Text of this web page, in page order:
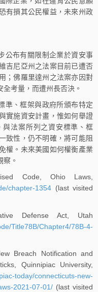
有損其公民權益，未來州政
公布有關限制企業於資安事
吉尼亞州之法案目前已遭否
；佛羅里達州之法案亦因對
考量，而遭州長否決。
準、框架與政府所頒布特定
實施資安計畫，惟如何舉證
法案所列之資安標準、框
致性，仍不明確，將可能阻
權。未來美國如何權衡產業
。
Code, Ohio Laws,
chapter-1354 (last visited
Defense Act, Utah
Title78B/Chapter4/78B-4-
Breach Notification and
Quinnipiac University,
today/connecticuts-new-
2021-07-01/ (last visited